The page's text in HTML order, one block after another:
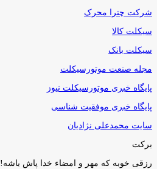
شرکت چترا محرک
سیکلت کالا
سیکلت بانک
مجله صنعت موتورسیکلت
پایگاه خبری موتورسیکلت نیوز
پایگاه خبری موفقیت شناسی
سایت محمدعلی نژادیان
برکت
رزقی خوبه كه مهر و امضاء خدا پاش باشه!